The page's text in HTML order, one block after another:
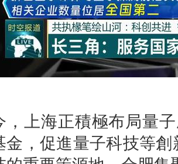
，上海正積極布局量
金，促進量子科技等